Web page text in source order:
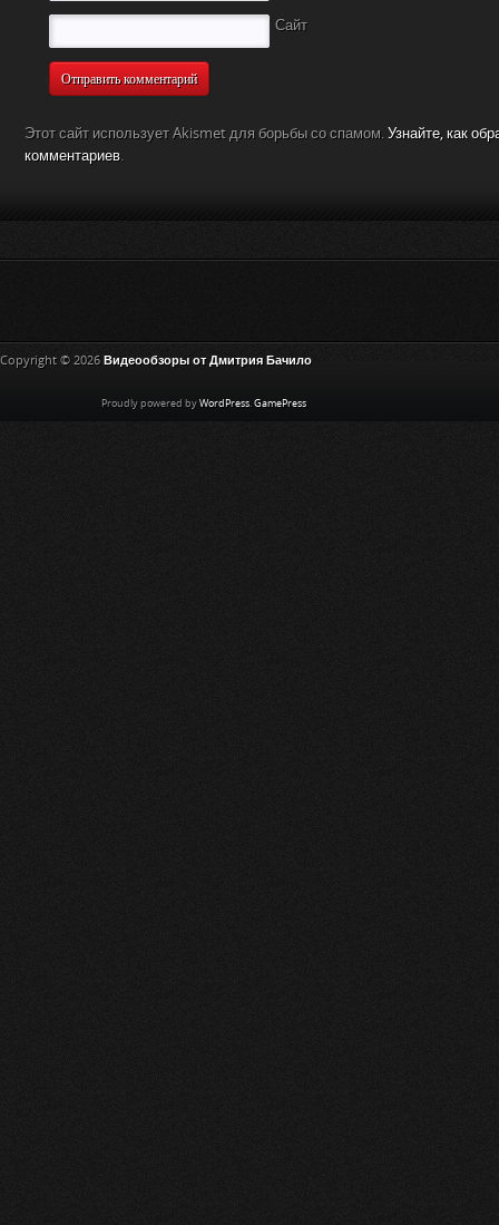
Сайт
Этот сайт использует Akismet для борьбы со спамом. Узнайте, как
комментариев.
Copyright © 2026 Видеообзоры от Дмитрия Бачило
Proudly powered by WordPress. GamePress